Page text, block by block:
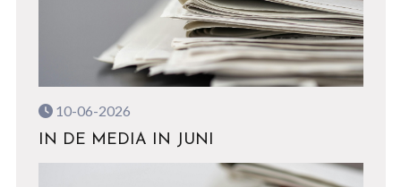
10-06-2026
IN DE MEDIA IN JUNI